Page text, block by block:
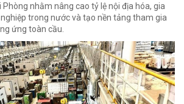
nhằm nâng cao tỷ lệ nội địa hóa, gia
trong nước và tạo nền tảng tham gia
ứng toàn cầu.